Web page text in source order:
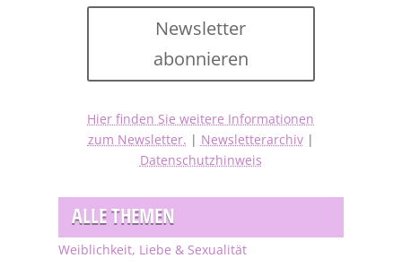
Newsletter
abonnieren
Hier finden Sie weitere Informationen
zum Newsletter. | Newsletterarchiv|
Datenschutzhinweis
ALLE THEMEN
Weiblichkeit, Liebe & Sexualität